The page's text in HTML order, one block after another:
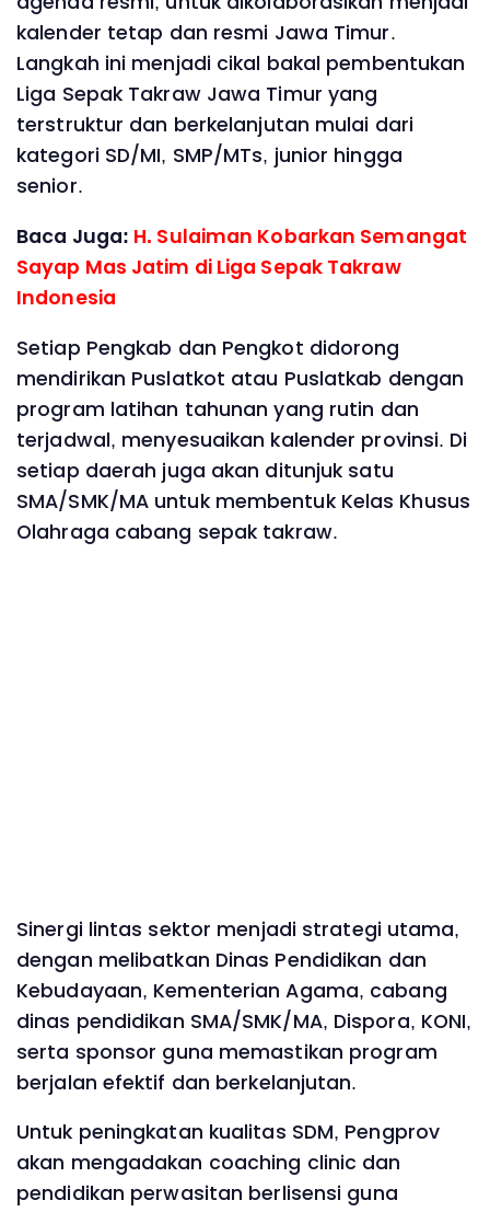
kalender tetap dan resmi Jawa Timur.
Langkah ini menjadi cikal bakal pembentukan
Liga Sepak Takraw Jawa Timur yang
terstruktur dan berkelanjutan mulai dari
kategori SD/MI, SMP/MTs, junior hingga
senior.
Baca Juga: H. Sulaiman Kobarkan Semangat
Sayap Mas Jatim di Liga Sepak Takraw
Indonesia
Setiap Pengkab dan Pengkot didorong
mendirikan Puslatkot atau Puslatkab dengan
program latihan tahunan yang rutin dan
terjadwal, menyesuaikan kalender provinsi. Di
setiap daerah juga akan ditunjuk satu
SMA/SMK/MA untuk membentuk Kelas Khusus
Olahraga cabang sepak takraw.
Sinergi lintas sektor menjadi strategi utama,
dengan melibatkan Dinas Pendidikan dan
Kebudayaan, Kementerian Agama, cabang
dinas pendidikan SMA/SMK/MA, Dispora, KONI,
serta sponsor guna memastikan program
berjalan efektif dan berkelanjutan.
Untuk peningkatan kualitas SDM, Pengprov
akan mengadakan coaching clinic dan
pendidikan perwasitan berlisensi guna